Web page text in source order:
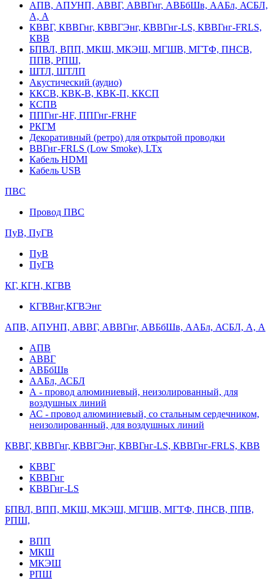
АПВ, АПУНП, АВВГ, АВВГнг, АВБбШв, ААБл, АСБЛ,
А, А
КВВГ, КВВГнг, КВВГЭнг, КВВГнг-LS, КВВГнг-FRLS,
КВВ
БПВЛ, ВПП, МКШ, МКЭШ, МГШВ, МГТФ, ПНСВ,
ППВ, РПШ,
ШТЛ, ШТЛП
Акустический (аудио)
ККСВ, КВК-В, КВК-П, ККСП
КСПВ
ППГнг-HF, ППГнг-FRHF
РКГМ
Декоративный (ретро) для открытой проводки
ВВГнг-FRLS (Low Smoke), LTx
Кабель HDMI
Кабель USB
ПВС
Провод ПВС
ПуВ, ПуГВ
ПуВ
ПуГВ
КГ, КГН, КГВВ
КГВВнг,КГВЭнг
АПВ, АПУНП, АВВГ, АВВГнг, АВБбШв, ААБл, АСБЛ, А, А
АПВ
АВВГ
АВБбШв
ААБл, АСБЛ
А - провод алюминиевый, неизолированный, для
воздушных линий
АС - провод алюминиевый, со стальным сердечником,
неизолированный, для воздушных линий
КВВГ, КВВГнг, КВВГЭнг, КВВГнг-LS, КВВГнг-FRLS, КВВ
КВВГ
КВВГнг
КВВГнг-LS
БПВЛ, ВПП, МКШ, МКЭШ, МГШВ, МГТФ, ПНСВ, ППВ,
РПШ,
ВПП
МКШ
МКЭШ
РПШ